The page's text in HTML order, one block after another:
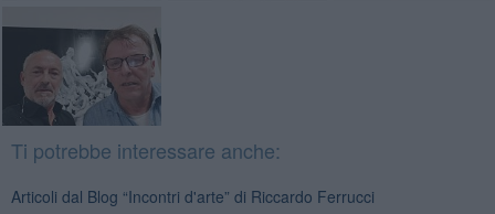
Ti potrebbe interessare anche:
Articoli dal Blog “Incontri d'arte” di Riccardo Ferrucci